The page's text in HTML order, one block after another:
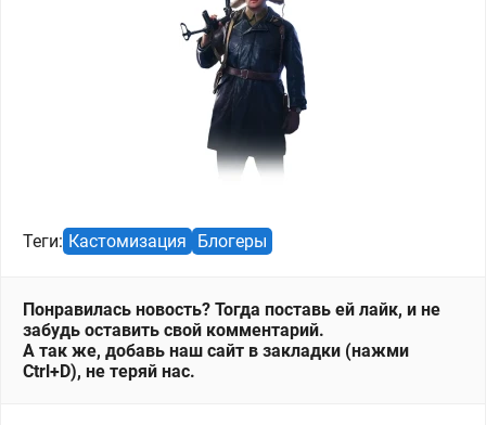
Теги: Кастомизация Блогеры
Понравилась новость? Тогда поставь ей лайк, и не
забудь оставить свой комментарий.
А так же, добавь наш сайт в закладки (нажми
Ctrl+D), не теряй нас.